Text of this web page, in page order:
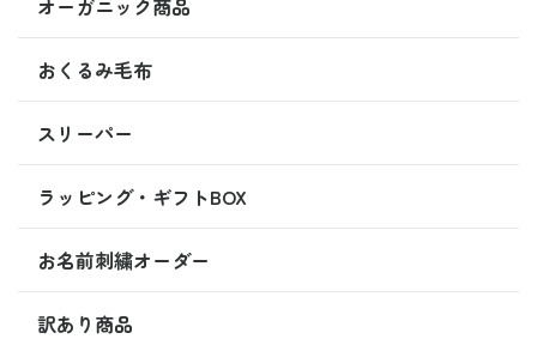
おくるみ毛布
スリーパー
ラッピング・ギフトBOX
お名前刺繍オーダー
訳あり商品